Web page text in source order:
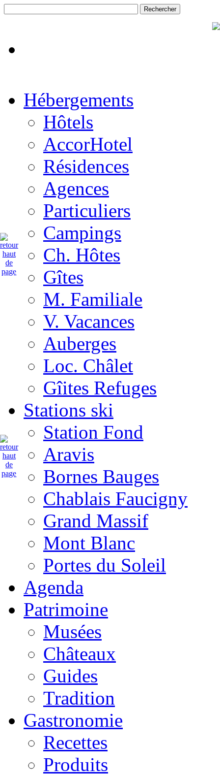
Hébergements
Hôtels
AccorHotel
Résidences
Agences
Particuliers
Campings
Ch. Hôtes
Gîtes
M. Familiale
V. Vacances
Auberges
Loc. Châlet
Gîites Refuges
Stations ski
Station Fond
Aravis
Bornes Bauges
Chablais Faucigny
Grand Massif
Mont Blanc
Portes du Soleil
Agenda
Patrimoine
Musées
Châteaux
Guides
Tradition
Gastronomie
Recettes
Produits